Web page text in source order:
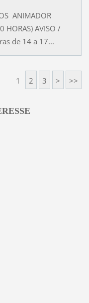
ANIMADOR
HORAS) AVISO /
de 14 a 17...
1 2 3 > >>